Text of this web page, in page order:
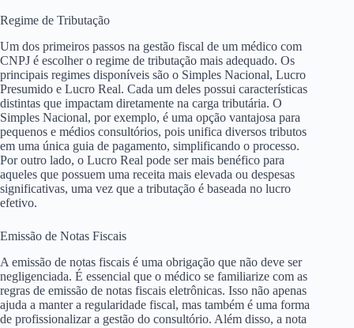
Regime de Tributação
Um dos primeiros passos na gestão fiscal de um médico com
CNPJ é escolher o regime de tributação mais adequado. Os
principais regimes disponíveis são o Simples Nacional, Lucro
Presumido e Lucro Real. Cada um deles possui características
distintas que impactam diretamente na carga tributária. O
Simples Nacional, por exemplo, é uma opção vantajosa para
pequenos e médios consultórios, pois unifica diversos tributos
em uma única guia de pagamento, simplificando o processo.
Por outro lado, o Lucro Real pode ser mais benéfico para
aqueles que possuem uma receita mais elevada ou despesas
significativas, uma vez que a tributação é baseada no lucro
efetivo.
Emissão de Notas Fiscais
A emissão de notas fiscais é uma obrigação que não deve ser
negligenciada. É essencial que o médico se familiarize com as
regras de emissão de notas fiscais eletrônicas. Isso não apenas
ajuda a manter a regularidade fiscal, mas também é uma forma
de profissionalizar a gestão do consultório. Além disso, a nota